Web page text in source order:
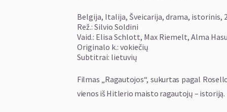
Belgija, Italija, Šveicarija, drama, istorinis,
Rež.: Silvio Soldini
Vaid.: Elisa Schlott, Max Riemelt, Alma
Originalo k.: vokiečių
Subtitrai: lietuvių
Filmas „Ragautojos“, sukurtas pagal
vienos iš Hitlerio maisto ragautojų – istoriją.